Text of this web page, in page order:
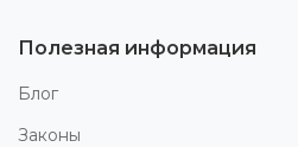
Полезная информация
Блог
Законы